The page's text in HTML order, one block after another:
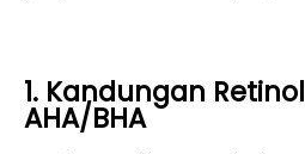
1. Kandungan
AHA/BHA